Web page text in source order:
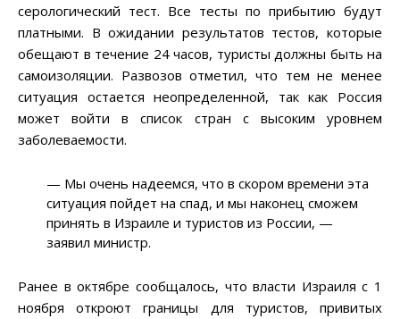
серологический тест. Все тесты по прибытию будут
платными. В ожидании результатов тестов, которые
обещают в течение 24 часов, туристы должны быть на
самоизоляции. Развозов отметил, что тем не менее
ситуация остается неопределенной, так как Россия
может войти в список стран с высоким уровнем
заболеваемости.
— Мы очень надеемся, что в скором времени эта
ситуация пойдет на спад, и мы наконец сможем
принять в Израиле и туристов из России, —
заявил министр.
Ранее в октябре сообщалось, что власти Израиля с 1
ноября откроют границы для туристов, привитых